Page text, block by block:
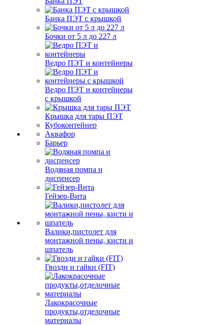
Банка ПЭТ с крышкой
Бочки от 5 л до 227 л
Ведро ПЭТ и контейнеры
Ведро ПЭТ и контейнеры
с крышкой
Крышка для тары ПЭТ
Кубоконтейнер
Аквафор
Барьер
Водяная помпа и
диспенсер
Гейзер-Вита
Валики,пистолет для
монтажной пены, кисти и
шпатель
Гвозди и гайки (FIT)
Лакокрасочные
продукты,отделочные
материалы